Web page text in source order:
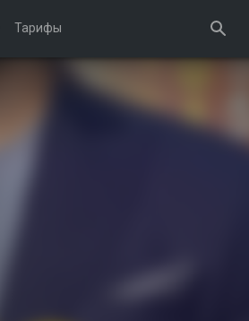
Тарифы